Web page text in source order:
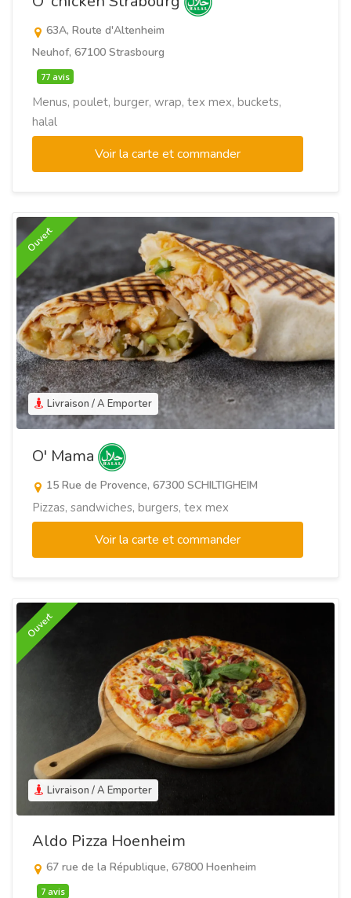
63A, Route d'Altenheim
Neuhof, 67100 Strasbourg
77 avis
Menus, poulet, burger, wrap, tex mex, buckets,
halal
Voir la carte et commander
Livraison / A Emporter
Ouvert
O' Mama
15 Rue de Provence, 67300 SCHILTIGHEIM
Pizzas, sandwiches, burgers, tex mex
Voir la carte et commander
Livraison / A Emporter
Ouvert
Aldo Pizza Hoenheim
67 rue de la République, 67800 Hoenheim
7 avis